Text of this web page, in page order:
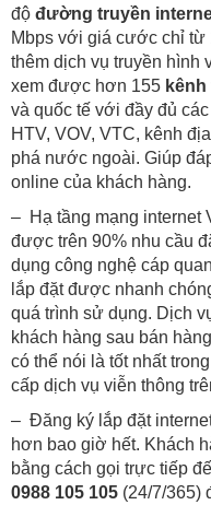
độ đường truyền
Mbps với giá cước chỉ từ
thêm dịch vụ truyền hình
xem được hơn 155
và quốc tế với đầy đủ
HTV, VOV, VTC, kênh
phá nước ngoài. Giúp
online của khách hàng.
– Hạ tầng mạng internet
được trên 90% nhu cầu
dụng công nghệ cáp
lắp đặt được nhanh
quá trình sử dụng. Dịch
khách hàng sau bán
có thể nói là tốt nhất
cấp dịch vụ viễn thông
– Đăng ký lắp đặt
hơn bao giờ hết. Khách
bằng cách gọi trực tiếp
0988 105 105 (24/7/365)